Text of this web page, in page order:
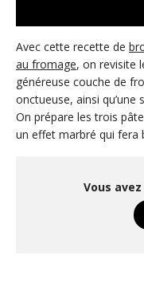
Avec cette recette de
au fromage, on revisite
généreuse couche de
onctueuse, ainsi qu’une
On prépare les trois
un effet marbré qui fera
Vous